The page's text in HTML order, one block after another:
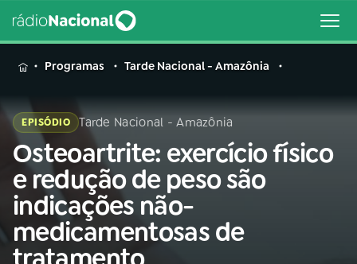
MENU
Buscar
na
Rádio
Nacional
Buscar
AO VIVO
Programas Tarde Nacional - Amazônia
EPISÓDIO Tarde Nacional - Amazônia
Osteoartrite: exercício físico
e redução de peso são
indicações não-
medicamentosas de